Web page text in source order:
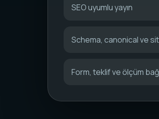
SEO uyumlu yayın
Schema, canonical ve
Form, teklif ve ölçüm